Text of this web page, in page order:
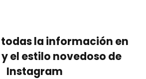
la información en
el estilo novedoso de
Instagram